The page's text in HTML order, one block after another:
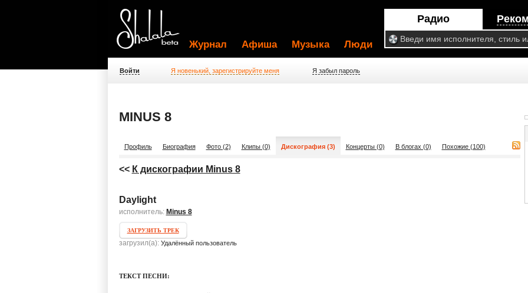
Радио
Журнал Афиша Музыка Люди
Войти Я новенький, зарегистрируйте меня Я забыл пароль
MINUS 8
Профиль Биография Фото (2) Клипы (0) Дискография (3) Концерты (0) В блогах (0) Похожие (100)
<< К дискографии Minus 8
Daylight
исполнитель: Minus 8
ЗАГРУЗИТЬ ТРЕК
загрузил(а): Удалённый пользователь
ТЕКСТ ПЕСНИ: